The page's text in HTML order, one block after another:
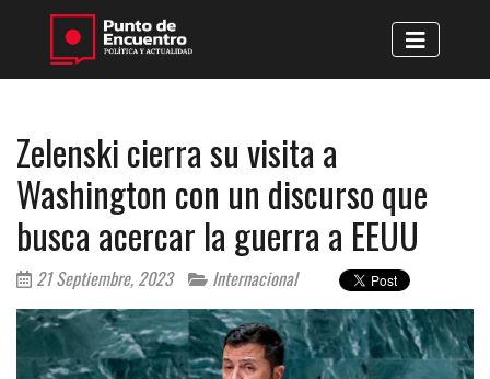
Zelenski cierra su visita a
Washington con un discurso que
busca acercar la guerra a EEUU
21 Septiembre, 2023 Internacional